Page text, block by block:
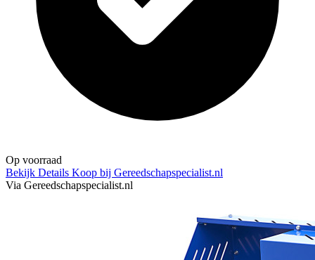
Op voorraad
Bekijk Details Koop bij Gereedschapspecialist.nl
Via Gereedschapspecialist.nl